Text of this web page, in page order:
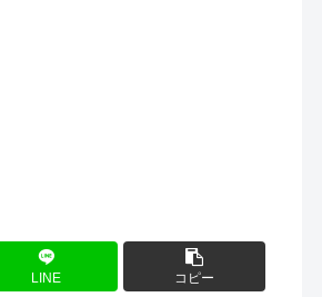
LINE コピー